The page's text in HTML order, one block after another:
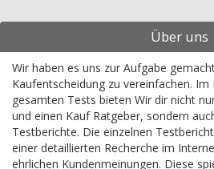
Über uns
Wir haben es uns zur Aufgabe
Kaufentscheidung zu vereinfachen. Im
gesamten Tests bieten Wir dir nicht
und einen Kauf Ratgeber, sondern
Testberichte. Die einzelnen
einer detaillierten Recherche im
ehrlichen Kundenmeinungen. Diese